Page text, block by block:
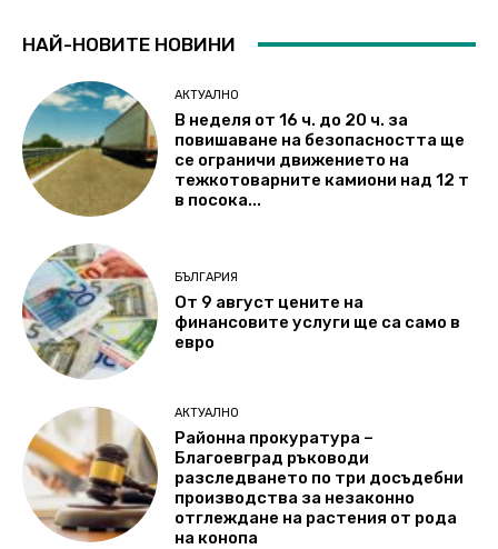
НАЙ-НОВИТЕ НОВИНИ
АКТУАЛНО
В неделя от 16 ч. до 20 ч. за
повишаване на безопасността ще
се ограничи движението на
тежкотоварните камиони над 12 т
в посока...
БЪЛГАРИЯ
От 9 август цените на
финансовите услуги ще са само в
евро
АКТУАЛНО
Районна прокуратура –
Благоевград ръководи
разследването по три досъдебни
производства за незаконно
отглеждане на растения от рода
на конопа